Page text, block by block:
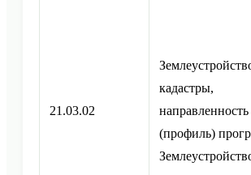
21.03.02
кадастры,
направленность
(профиль)